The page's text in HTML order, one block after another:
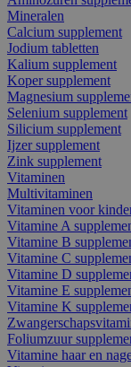
Mineralen
Calcium supplement
Jodium tabletten
Kalium supplement
Koper supplement
Magnesium
Selenium supplement
Silicium supplement
Ijzer supplement
Zink supplement
Vitaminen
Multivitaminen
Vitaminen voor
Vitamine A
Vitamine B
Vitamine C
Vitamine D
Vitamine E
Vitamine K
Foliumzuur
Vitamine haar en